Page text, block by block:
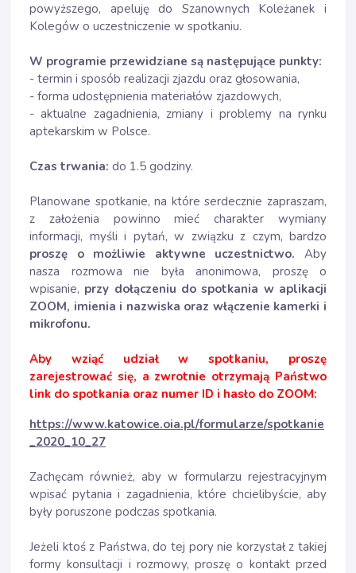
powyższego, apeluję do Szanownych Koleżanek i
Kolegów o uczestniczenie w spotkaniu.
W programie przewidziane są następujące punkty:
- termin i sposób realizacji zjazdu oraz głosowania,
- forma udostępnienia materiałów zjazdowych,
- aktualne zagadnienia, zmiany i problemy na rynku
aptekarskim w Polsce.
Czas trwania: do 1.5 godziny.
Planowane spotkanie, na które serdecznie zapraszam,
z założenia powinno mieć charakter wymiany
informacji, myśli i pytań, w związku z czym, bardzo
proszę o możliwie aktywne uczestnictwo. Aby
nasza rozmowa nie była anonimowa, proszę o
wpisanie, przy dołączeniu do spotkania w aplikacji
ZOOM, imienia i nazwiska oraz włączenie kamerki i
mikrofonu.
Aby wziąć udział w spotkaniu, proszę
zarejestrować się, a zwrotnie otrzymają Państwo
link do spotkania oraz numer ID i hasło do ZOOM:
https://www.katowice.oia.pl/formularze/spotkanie
_2020_10_27
Zachęcam również, aby w formularzu rejestracyjnym
wpisać pytania i zagadnienia, które chcielibyście, aby
były poruszone podczas spotkania.
Jeżeli ktoś z Państwa, do tej pory nie korzystał z takiej
formy konsultacji i rozmowy, proszę o kontakt przed